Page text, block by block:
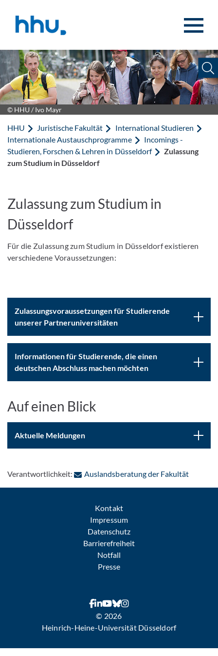
© HHU / Ivo Mayr
HHU Juristische Fakultät
International Studieren
Internationale Austauschprogramme
Incomings -
Studieren, Forschen & Lehren in Düsseldorf
Zulassung
zum Studium in Düsseldorf
Zulassung zum Studium in
Düsseldorf
Für die Zulassung zum Studium in Düsseldorf existieren
verschiedene Voraussetzungen:
Zulassungsvoraussetzungen für Studierende
unserer Partneruniversitäten
Informationen für Studierende, die einen
deutschen Abschluss machen möchten
Auf einen Blick
Aktuelle Meldungen
Verantwortlichkeit: Auslandsberatung der Fakultät: Per E-
Kontakt
Impressum
Datenschutz
Barrierefreiheit
Notfall
Presse
© 2026
Heinrich-Heine-Universität Düsseldorf